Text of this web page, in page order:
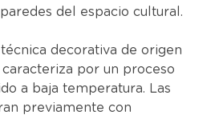
del espacio cultural.
técnica decorativa de origen
caracteriza por un proceso
a baja temperatura. Las
previamente con